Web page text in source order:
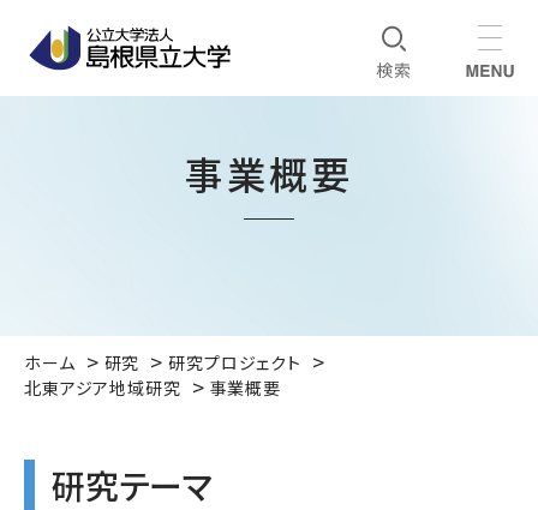
事業概要
ホーム 研究
研究プロジェクト
北東アジア地域研究
事業概要
研究テーマ